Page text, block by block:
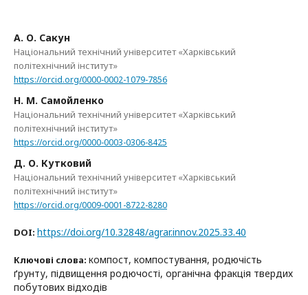
А. О. Сакун
Національний технічний університет «Харківський
політехнічний інститут»
https://orcid.org/0000-0002-1079-7856
Н. М. Самойленко
Національний технічний університет «Харківський
політехнічний інститут»
https://orcid.org/0000-0003-0306-8425
Д. О. Кутковий
Національний технічний університет «Харківський
політехнічний інститут»
https://orcid.org/0009-0001-8722-8280
DOI: https://doi.org/10.32848/agrar.innov.2025.33.40
Ключові слова: компост, компостування, родючість
ґрунту, підвищення родючості, органічна фракція твердих
побутових відходів